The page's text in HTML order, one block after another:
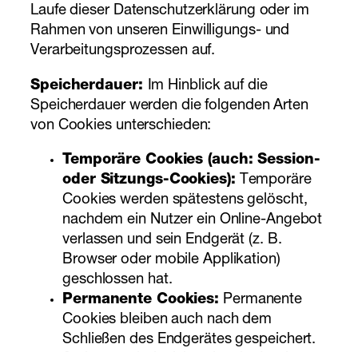
Laufe dieser Datenschutzerklärung oder im
Rahmen von unseren Einwilligungs- und
Verarbeitungsprozessen auf.
Speicherdauer:
Im Hinblick auf die
Speicherdauer werden die folgenden Arten
von Cookies unterschieden:
Temporäre Cookies (auch: Session-
oder Sitzungs-Cookies): Temporäre
Cookies werden spätestens gelöscht,
nachdem ein Nutzer ein Online-Angebot
verlassen und sein Endgerät (z. B.
Browser oder mobile Applikation)
geschlossen hat.
Permanente Cookies: Permanente
Cookies bleiben auch nach dem
Schließen des Endgerätes gespeichert.